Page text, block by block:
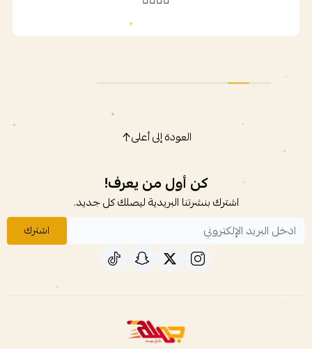
العودة إلى أعلى
كن أول من يعرف!
اشترك بنشرتنا البريدية ليصلك كل جديد.
اشترك